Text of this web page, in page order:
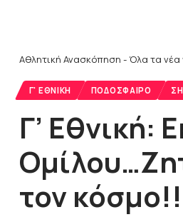
Αθλητική Ανασκόπηση - Όλα τα νέα
Γ' ΕΘΝΙΚΉ ΠΟΔΌΣΦΑΙΡΟ
Γ’ Εθνική:
τον